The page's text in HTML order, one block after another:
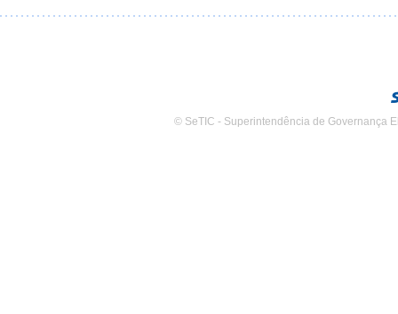
© SeTIC - Superintendência de Governança